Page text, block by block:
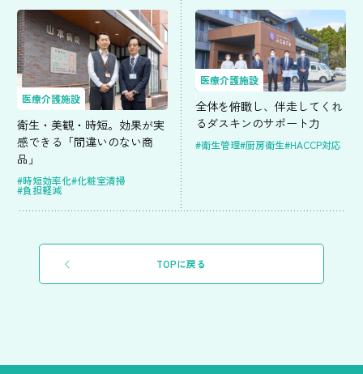
医療介護施設
衛生・美観・時短。効果が実
感できる「間違いのない商
品」
#時短効率化#化粧室清掃
#負担軽減
医療介護施設
全体を俯瞰し、伴走してくれ
るダスキンのサポート力
#衛生管理#厨房衛生#HACCP対応
TOPに戻る